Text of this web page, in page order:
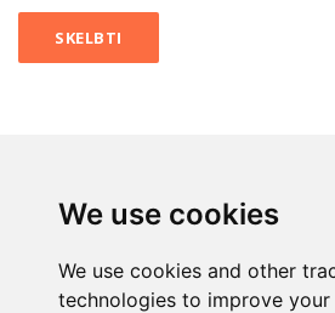
We use cookies
We use cookies and other
technologies to improve